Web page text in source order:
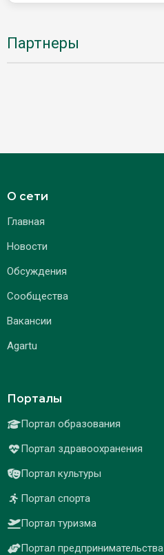
Партнеры
О сети
Главная
Новости
Обсуждения
Сообщества
Вакансии
Agartu
Порталы
Портал образования
Портал здравоохранения
Портал культуры
Портал спорта
Портал туризма
Портал предпринимательства